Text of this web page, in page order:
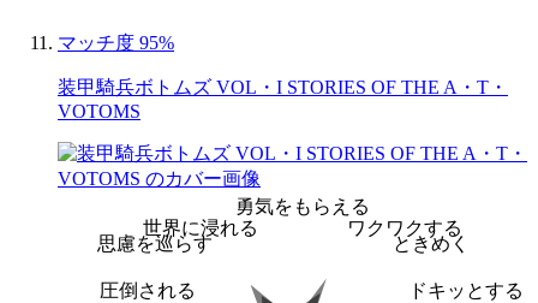
マッチ度 95%
装甲騎兵ボトムズ VOL・I STORIES OF THE A・T・
VOTOMS
勇気をもらえる
ワクワクする
ときめく
ドキッとする
圧倒される
思慮を巡らす
世界に浸れる